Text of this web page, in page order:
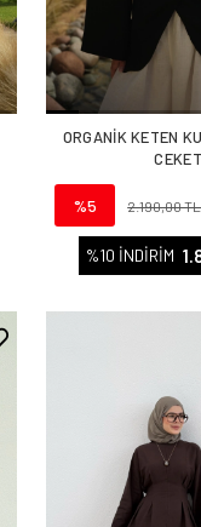
ORGANİK KETEN
CEKET
%5 2.190,00 TL
%10 İNDİRİM